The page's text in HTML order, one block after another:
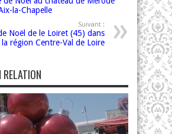
la-Chapelle
Suivant :
Noël de le Loiret (45) dans
la région Centre-Val de Loire